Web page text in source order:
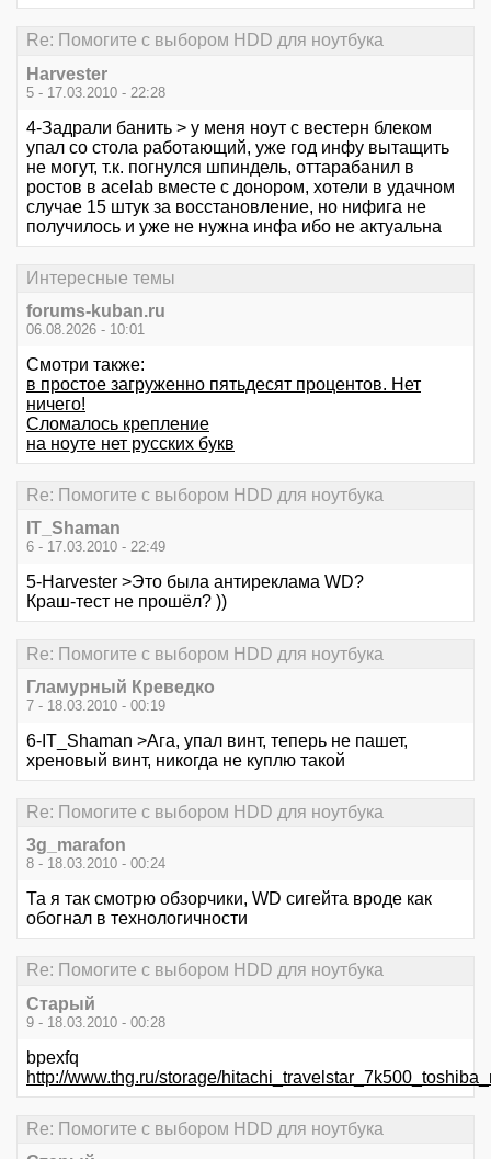
Re: Помогите с выбором HDD для ноутбука
Harvester
5 - 17.03.2010 - 22:28
4-Задрали банить > у меня ноут с вестерн блеком
упал со стола работающий, уже год инфу вытащить
не могут, т.к. погнулся шпиндель, оттарабанил в
ростов в acelab вместе с донором, хотели в удачном
случае 15 штук за восстановление, но нифига не
получилось и уже не нужна инфа ибо не актуальна
Интересные темы
forums-kuban.ru
06.08.2026 - 10:01
Смотри также:
в простое загруженно пятьдесят процентов. Нет
ничего!
Сломалось крепление
на ноуте нет русских букв
Re: Помогите с выбором HDD для ноутбука
IT_Shaman
6 - 17.03.2010 - 22:49
5-Harvester >Это была антиреклама WD?
Краш-тест не прошёл? ))
Re: Помогите с выбором HDD для ноутбука
Гламурный Креведко
7 - 18.03.2010 - 00:19
6-IT_Shaman >Ага, упал винт, теперь не пашет,
хреновый винт, никогда не куплю такой
Re: Помогите с выбором HDD для ноутбука
3g_marafon
8 - 18.03.2010 - 00:24
Та я так смотрю обзорчики, WD сигейта вроде как
обогнал в технологичности
Re: Помогите с выбором HDD для ноутбука
Старый
9 - 18.03.2010 - 00:28
bpexfq
http://www.thg.ru/storage/
Re: Помогите с выбором HDD для ноутбука